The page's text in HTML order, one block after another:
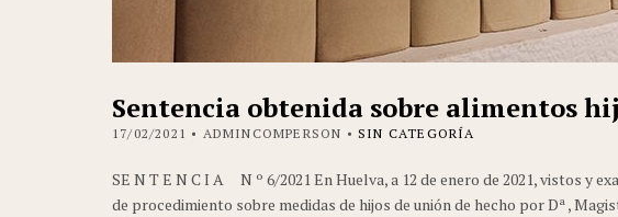
Sentencia obtenida sobre alimentos
17/02/2021 • ADMINCOMPERSON • SIN CATEGORÍA
SE N T E N C I A N º 6/2021 En Huelva, a 12 de enero de 2021, vistos y
de procedimiento sobre medidas de hijos de unión de hecho por Dª ,